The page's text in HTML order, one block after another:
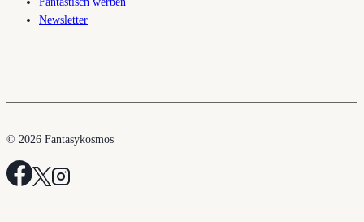
Newsletter
© 2026 Fantasykosmos